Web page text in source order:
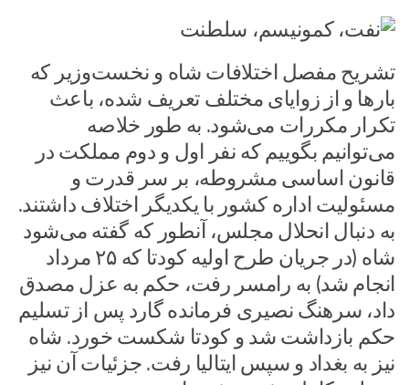
تشریح مفصل اختلافات شاه و نخست‌وزیر که
بارها و از زوایای مختلف تعریف شده، باعث
تکرار مکررات می‌شود. به طور خلاصه
می‌توانیم بگوییم که نفر اول و دوم مملکت در
قانون اساسی مشروطه، بر سر قدرت و
مسئولیت اداره کشور با یکدیگر اختلاف داشتند.
به دنبال انحلال مجلس، آنطور که گفته می‌شود
شاه (در جریان طرح اولیه کودتا که ۲۵ مرداد
انجام شد) به رامسر رفت، حکم به عزل مصدق
داد، سرهنگ نصیری فرمانده گارد پس از تسلیم
حکم بازداشت شد و کودتا شکست خورد. شاه
نیز به بغداد و سپس ایتالیا رفت. جزئیات آن نیز